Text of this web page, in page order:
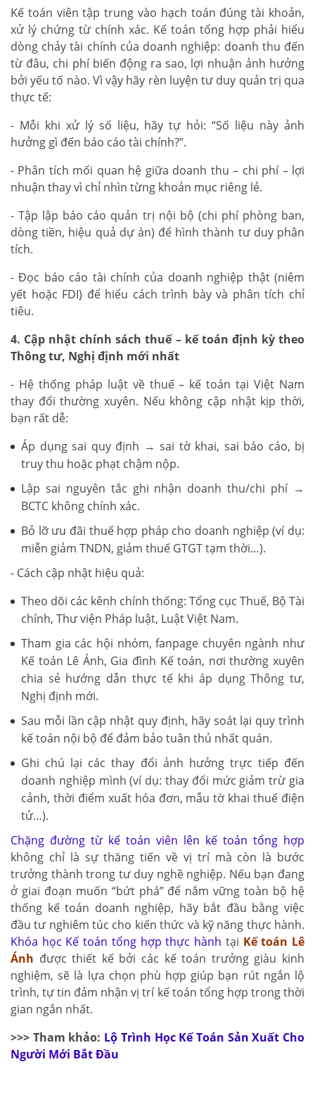
Kế toán viên tập trung vào hạch toán đúng tài khoản,
xử lý chứng từ chính xác. Kế toán tổng hợp phải hiểu
dòng chảy tài chính của doanh nghiệp: doanh thu đến
từ đâu, chi phí biến động ra sao, lợi nhuận ảnh hưởng
bởi yếu tố nào. Vì vậy hãy rèn luyện tư duy quản trị qua
thực tế:
- Mỗi khi xử lý số liệu, hãy tự hỏi: “Số liệu này ảnh
hưởng gì đến báo cáo tài chính?”.
- Phân tích mối quan hệ giữa doanh thu – chi phí – lợi
nhuận thay vì chỉ nhìn từng khoản mục riêng lẻ.
- Tập lập báo cáo quản trị nội bộ (chi phí phòng ban,
dòng tiền, hiệu quả dự án) để hình thành tư duy phân
tích.
- Đọc báo cáo tài chính của doanh nghiệp thật (niêm
yết hoặc FDI) để hiểu cách trình bày và phân tích chỉ
tiêu.
4. Cập nhật chính sách thuế – kế toán định kỳ theo
Thông tư, Nghị định mới nhất
- Hệ thống pháp luật về thuế – kế toán tại Việt Nam
thay đổi thường xuyên. Nếu không cập nhật kịp thời,
bạn rất dễ:
Áp dụng sai quy định → sai tờ khai, sai báo cáo, bị
truy thu hoặc phạt chậm nộp.
Lập sai nguyên tắc ghi nhận doanh thu/chi phí →
BCTC không chính xác.
Bỏ lỡ ưu đãi thuế hợp pháp cho doanh nghiệp (ví dụ:
miễn giảm TNDN, giảm thuế GTGT tạm thời…).
- Cách cập nhật hiệu quả:
Theo dõi các kênh chính thống: Tổng cục Thuế, Bộ Tài
chính, Thư viện Pháp luật, Luật Việt Nam.
Tham gia các hội nhóm, fanpage chuyên ngành như
Kế toán Lê Ánh, Gia đình Kế toán, nơi thường xuyên
chia sẻ hướng dẫn thực tế khi áp dụng Thông tư,
Nghị định mới.
Sau mỗi lần cập nhật quy định, hãy soát lại quy trình
kế toán nội bộ để đảm bảo tuân thủ nhất quán.
Ghi chú lại các thay đổi ảnh hưởng trực tiếp đến
doanh nghiệp mình (ví dụ: thay đổi mức giảm trừ gia
cảnh, thời điểm xuất hóa đơn, mẫu tờ khai thuế điện
tử…).
Chặng đường từ kế toán viên lên kế toán tổng hợp
không chỉ là sự thăng tiến về vị trí mà còn là bước
trưởng thành trong tư duy nghề nghiệp. Nếu bạn đang
ở giai đoạn muốn “bứt phá” để nắm vững toàn bộ hệ
thống kế toán doanh nghiệp, hãy bắt đầu bằng việc
đầu tư nghiêm túc cho kiến thức và kỹ năng thực hành.
Khóa học Kế toán tổng hợp thực hành tại Kế toán Lê
Ánh được thiết kế bởi các kế toán trưởng giàu kinh
nghiệm, sẽ là lựa chọn phù hợp giúp bạn rút ngắn lộ
trình, tự tin đảm nhận vị trí kế toán tổng hợp trong thời
gian ngắn nhất.
>>> Tham khảo: Lộ Trình Học Kế Toán Sản Xuất Cho
Người Mới Bắt Đầu